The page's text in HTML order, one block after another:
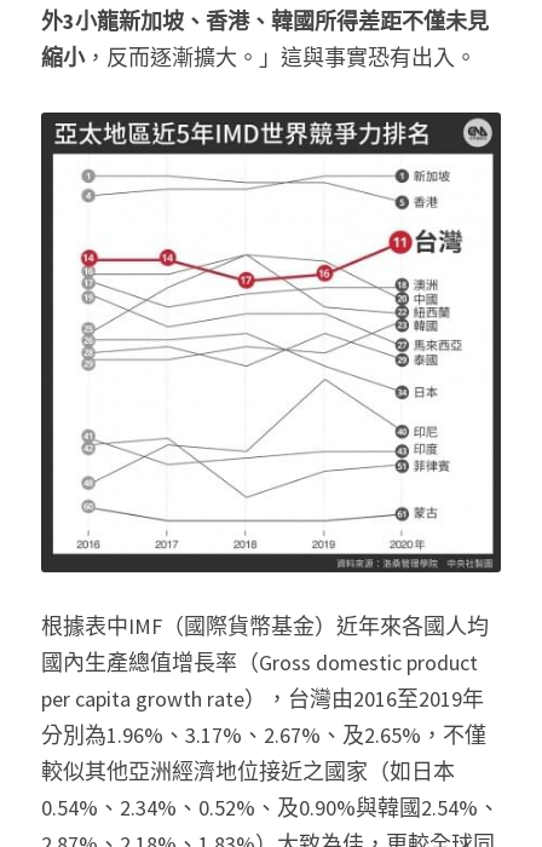
外3小龍新加坡、香港、韓國所得差距不僅未見
縮小，反而逐漸擴大。」這與事實恐有出入。
根據表中IMF（國際貨幣基金）近年來各國人均
國內生產總值增長率（Gross domestic product
per capita growth rate），台灣由2016至2019年
分別為1.96%、3.17%、2.67%、及2.65%，不僅
較似其他亞洲經濟地位接近之國家（如日本
0.54%、2.34%、0.52%、及0.90%與韓國2.54%、